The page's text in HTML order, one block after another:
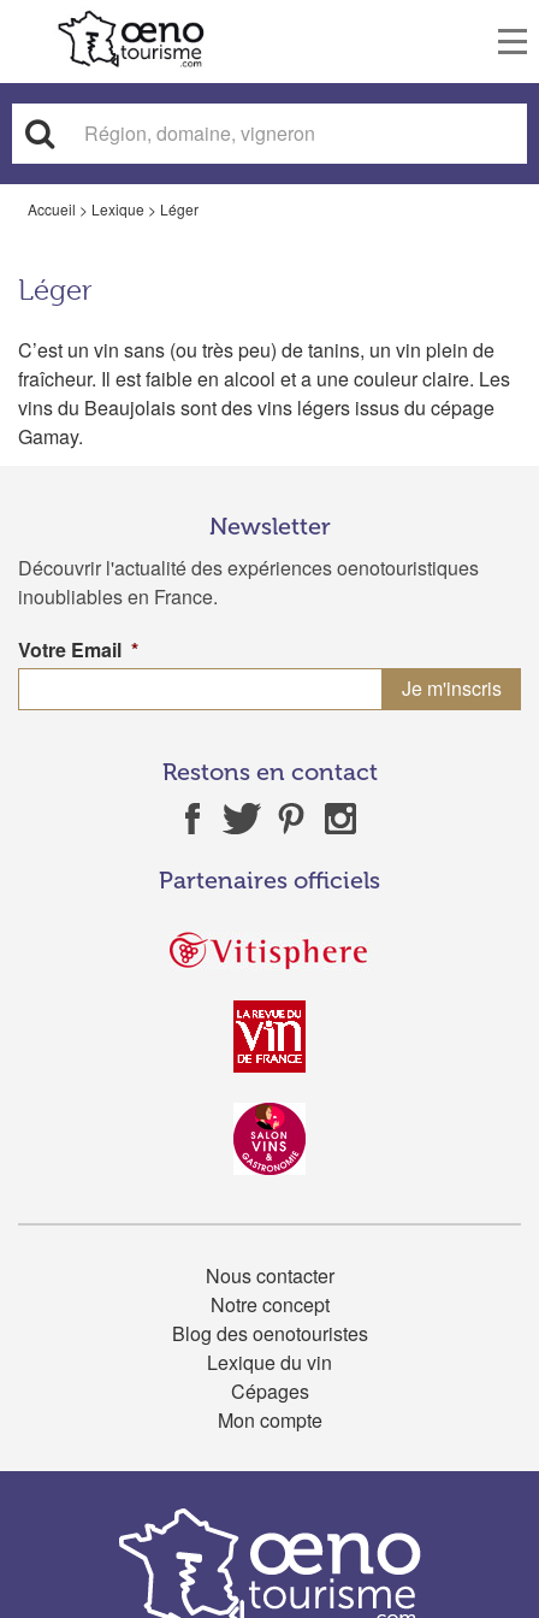
Accueil > Lexique > Léger
Léger
C’est un vin sans (ou très peu) de tanins, un vin plein de
fraîcheur. Il est faible en alcool et a une couleur claire. Les
vins du Beaujolais sont des vins légers issus du cépage
Gamay.
Newsletter
Découvrir l'actualité des expériences oenotouristiques
inoubliables en France.
Votre Email *
Restons en contact
Partenaires officiels
Nous contacter
Notre concept
Blog des oenotouristes
Lexique du vin
Cépages
Mon compte